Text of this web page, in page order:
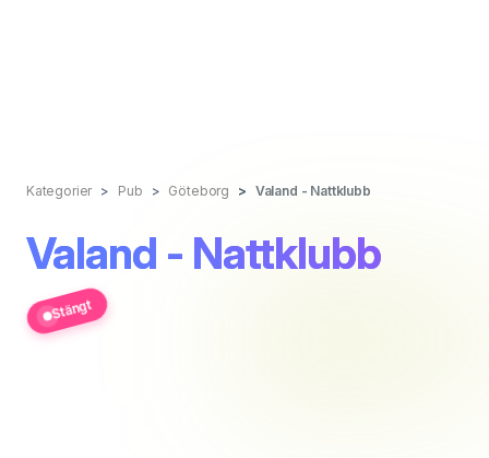
Kategorier Pub Göteborg Valand - Nattklubb
Valand - Nattklubb
Stängt